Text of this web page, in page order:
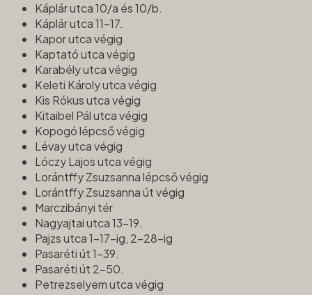
Káplár utca 10/a és 10/b.
Káplár utca 11-17.
Kapor utca végig
Kaptató utca végig
Karabély utca végig
Keleti Károly utca végig
Kis Rókus utca végig
Kitaibel Pál utca végig
Kopogó lépcső végig
Lévay utca végig
Lóczy Lajos utca végig
Lorántffy Zsuzsanna lépcső végig
Lorántffy Zsuzsanna út végig
Marczibányi tér
Nagyajtai utca 13-19.
Pajzs utca 1-17-ig, 2-28-ig
Pasaréti út 1-39.
Pasaréti út 2-50.
Petrezselyem utca végig